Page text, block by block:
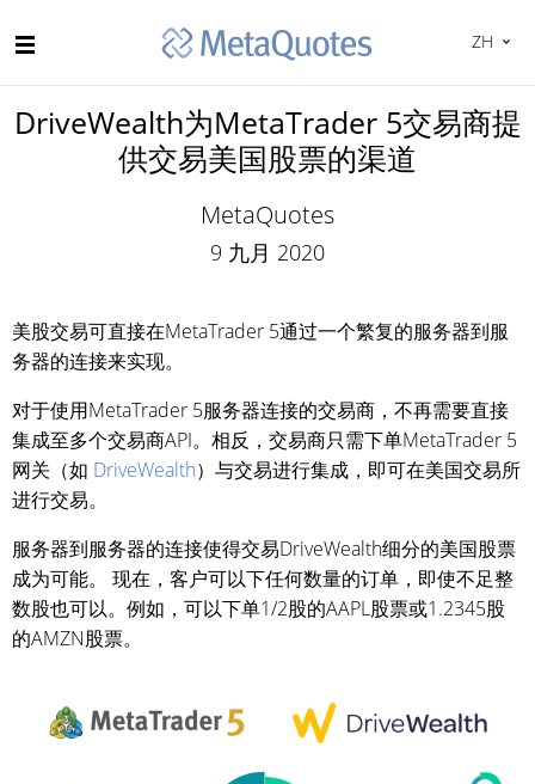
ZH
DriveWealth为MetaTrader 5交易商提
供交易美国股票的渠道
MetaQuotes
9 九月 2020
美股交易可直接在MetaTrader 5通过一个繁复的服务器到服
务器的连接来实现。
对于使用MetaTrader 5服务器连接的交易商，不再需要直接
集成至多个交易商API。相反，交易商只需下单MetaTrader 5
网关（如 DriveWealth）与交易进行集成，即可在美国交易所
进行交易。
服务器到服务器的连接使得交易DriveWealth细分的美国股票
成为可能。 现在，客户可以下任何数量的订单，即使不足整
数股也可以。例如，可以下单1/2股的AAPL股票或1.2345股
的AMZN股票。